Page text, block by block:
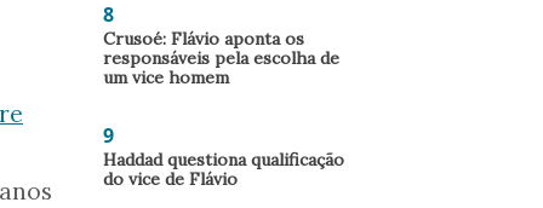
8
Crusoé: Flávio aponta os
responsáveis pela escolha de
um vice homem
9
Haddad questiona qualificação
do vice de Flávio